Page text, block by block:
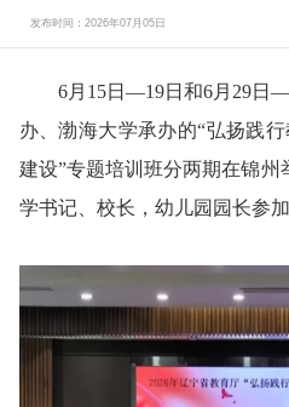
发布时间：2026年07月05日
6月15日—19日和6月29日
办、渤海大学承办的“弘扬践
建设”专题培训班分两期在锦州
学书记、校长，幼儿园园长参加